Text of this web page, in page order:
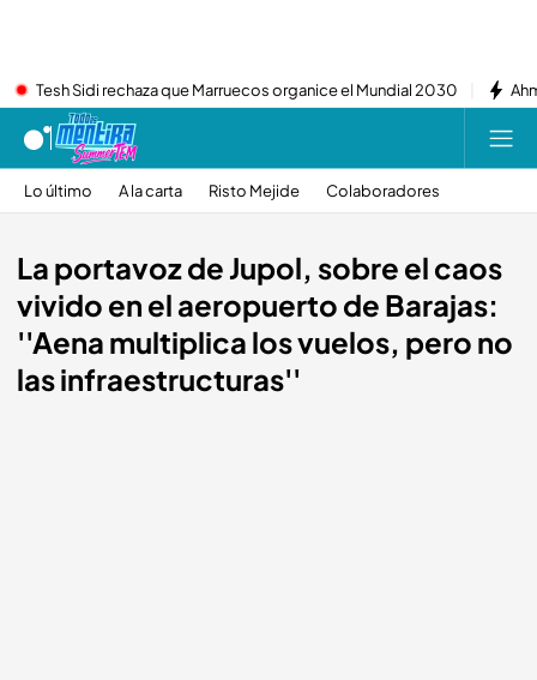
Tesh Sidi rechaza que Marruecos organice el Mundial 2030
Lo último A la carta Risto Mejide Colaboradores
La portavoz de Jupol, sobre el caos
vivido en el aeropuerto de Barajas:
''Aena multiplica los vuelos, pero no
las infraestructuras''